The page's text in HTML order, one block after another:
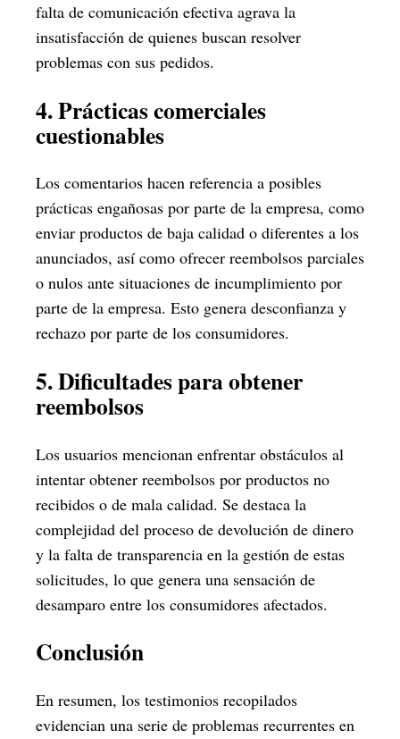
falta de comunicación efectiva agrava la
insatisfacción de quienes buscan resolver
problemas con sus pedidos.
4. Prácticas comerciales
cuestionables
Los comentarios hacen referencia a posibles
prácticas engañosas por parte de la empresa, como
enviar productos de baja calidad o diferentes a los
anunciados, así como ofrecer reembolsos parciales
o nulos ante situaciones de incumplimiento por
parte de la empresa. Esto genera desconfianza y
rechazo por parte de los consumidores.
5. Dificultades para obtener
reembolsos
Los usuarios mencionan enfrentar obstáculos al
intentar obtener reembolsos por productos no
recibidos o de mala calidad. Se destaca la
complejidad del proceso de devolución de dinero
y la falta de transparencia en la gestión de estas
solicitudes, lo que genera una sensación de
desamparo entre los consumidores afectados.
Conclusión
En resumen, los testimonios recopilados
evidencian una serie de problemas recurrentes en